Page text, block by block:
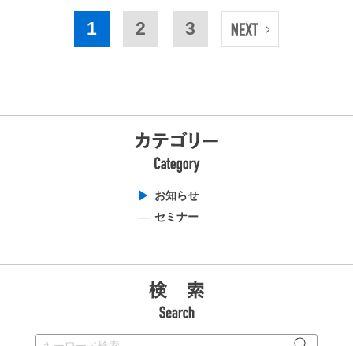
1 2 3
お知らせ
セミナー
検索: